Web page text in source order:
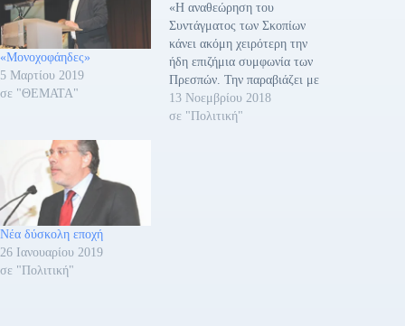
«Μονοχοφάηδες»
5 Μαρτίου 2019
σε "ΘΕΜΑΤΑ"
«Η αναθεώρηση του
Συντάγματος των Σκοπίων
κάνει ακόμη χειρότερη την
ήδη επιζήμια συμφωνία των
Πρεσπών. Την παραβιάζει με
τρεις τρόπους: • Διατηρεί
τον αλυτρωτισμό. •
13 Νοεμβρίου 2018
σε "Πολιτική"
Νέα δύσκολη εποχή
26 Ιανουαρίου 2019
σε "Πολιτική"